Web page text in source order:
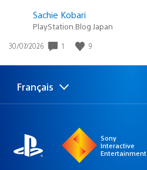
Sachie Kobari
PlayStation.Blog Japan
Date
publication
30/07/2026 1 9
Choisir
une
Région
actuelle
Français
Sony
Interactive
Entertainment